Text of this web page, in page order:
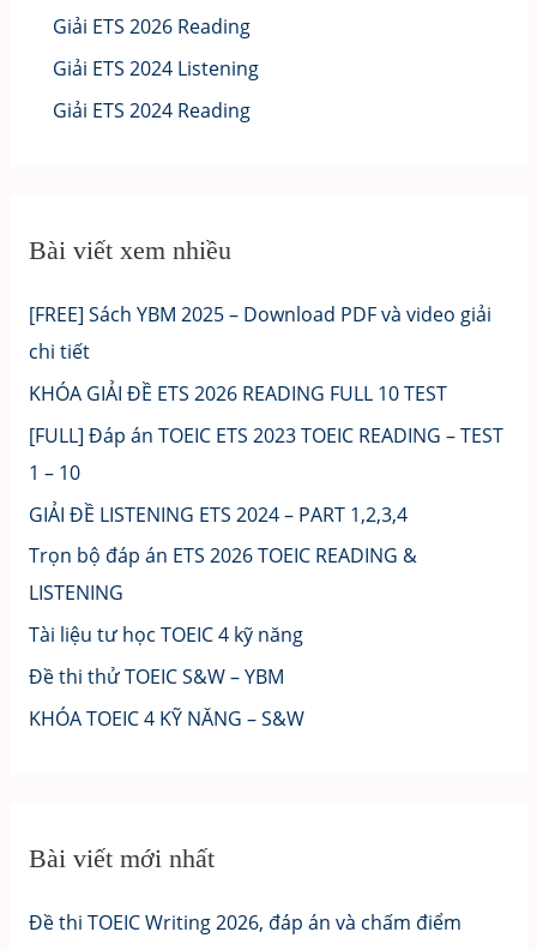
Giải ETS 2026 Reading
Giải ETS 2024 Listening
Giải ETS 2024 Reading
Bài viết xem nhiều
[FREE] Sách YBM 2025 – Download PDF và video giải
chi tiết
KHÓA GIẢI ĐỀ ETS 2026 READING FULL 10 TEST
[FULL] Đáp án TOEIC ETS 2023 TOEIC READING – TEST
1 – 10
GIẢI ĐỀ LISTENING ETS 2024 – PART 1,2,3,4
Trọn bộ đáp án ETS 2026 TOEIC READING &
LISTENING
Tài liệu tư học TOEIC 4 kỹ năng
Đề thi thử TOEIC S&W – YBM
KHÓA TOEIC 4 KỸ NĂNG – S&W
Bài viết mới nhất
Đề thi TOEIC Writing 2026, đáp án và chấm điểm